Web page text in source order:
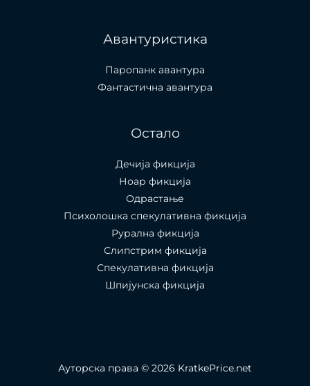
Авантуристика
Паропанк авантура
Фантастична авантура
Остало
Дечија фикција
Ноар фикција
Одрастање
Психолошка спекулативна фикција
Рурална фикција
Слипстрим фикција
Спекулативна фикција
Шпијунска фикција
Ауторска права © 2026 KratkePrice.net